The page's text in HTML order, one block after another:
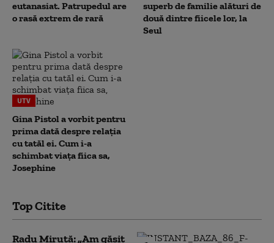
eutanasiat. Patrupedul are
o rasă extrem de rară
superb de familie alături de
două dintre fiicele lor, la
Seul
UTV
Gina Pistol a vorbit pentru
prima dată despre relația
cu tatăl ei. Cum i-a
schimbat viața fiica sa,
Josephine
Top Citite
Radu Miruță: „Am găsit